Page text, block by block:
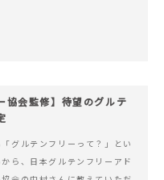
協会監修】待望のグルテ
グルテンフリーって？」とい
ら、日本グルテンフリーアド